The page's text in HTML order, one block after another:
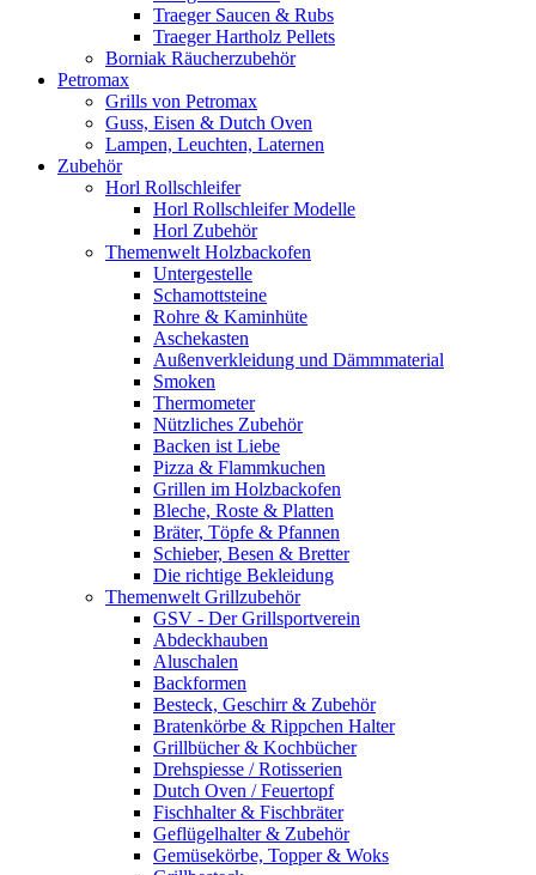
Traeger Saucen & Rubs
Traeger Hartholz Pellets
Borniak Räucherzubehör
Petromax
Grills von Petromax
Guss, Eisen & Dutch Oven
Lampen, Leuchten, Laternen
Zubehör
Horl Rollschleifer
Horl Rollschleifer Modelle
Horl Zubehör
Themenwelt Holzbackofen
Untergestelle
Schamottsteine
Rohre & Kaminhüte
Aschekasten
Außenverkleidung und Dämmmaterial
Smoken
Thermometer
Nützliches Zubehör
Backen ist Liebe
Pizza & Flammkuchen
Grillen im Holzbackofen
Bleche, Roste & Platten
Bräter, Töpfe & Pfannen
Schieber, Besen & Bretter
Die richtige Bekleidung
Themenwelt Grillzubehör
GSV - Der Grillsportverein
Abdeckhauben
Aluschalen
Backformen
Besteck, Geschirr & Zubehör
Bratenkörbe & Rippchen Halter
Grillbücher & Kochbücher
Drehspiesse / Rotisserien
Dutch Oven / Feuertopf
Fischhalter & Fischbräter
Geflügelhalter & Zubehör
Gemüsekörbe, Topper & Woks